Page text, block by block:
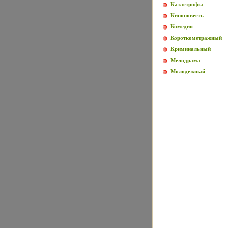
Катастрофы
Киноповесть
Комедия
Короткометражный
Криминальный
Мелодрама
Молодежный